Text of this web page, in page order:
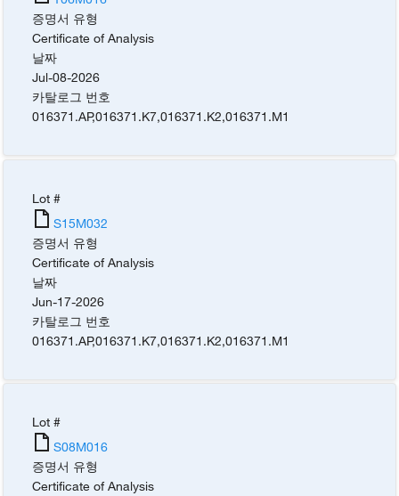
증명서 유형
Certificate of Analysis
날짜
Jul-08-2026
카탈로그 번호
016371.AP,016371.K7,016371.K2,016371.M1
Lot #
S15M032
증명서 유형
Certificate of Analysis
날짜
Jun-17-2026
카탈로그 번호
016371.AP,016371.K7,016371.K2,016371.M1
Lot #
S08M016
증명서 유형
Certificate of Analysis